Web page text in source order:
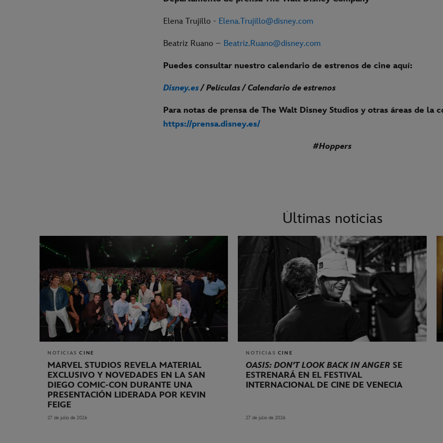
Elena Trujillo - Elena.Trujillo@disney.com
Beatriz Ruano – Beatriz.Ruano@disney.com
Puedes consultar nuestro calendario de estrenos de cine aquí:
Disney.es/ Películas / Calendario de estrenos
Para notas de prensa de The Walt Disney Studios y otras áreas de la
https://prensa.disney.es/
#Hoppers
Últimas noticias
NOTICIAS CINE
MARVEL STUDIOS REVELA MATERIAL
EXCLUSIVO Y NOVEDADES EN LA SAN
DIEGO COMIC-CON DURANTE UNA
PRESENTACIÓN LIDERADA POR KEVIN
FEIGE
27 de julio de 2026
NOTICIAS CINE
OASIS: DON'T LOOK BACK IN ANGER SE
ESTRENARÁ EN EL FESTIVAL
INTERNACIONAL DE CINE DE VENECIA
27 de julio de 2026